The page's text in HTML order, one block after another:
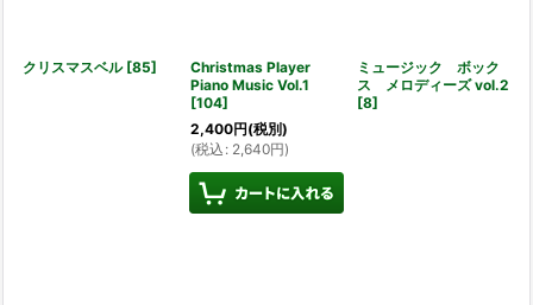
クリスマスベル [85]
Christmas Player
Piano Music Vol.1
[104]
2,400円(税別)
(税込 : 2,640円)
ミュージック ボック
ス メロディーズ vol.2
[8]